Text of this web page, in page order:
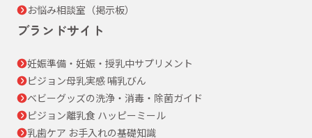
お悩み相談室（掲示板）
ブランドサイト
妊娠準備・妊娠・授乳中サプリメント
ピジョン母乳実感 哺乳びん
ベビーグッズの洗浄・消毒・除菌ガイド
ピジョン離乳食 ハッピーミール
乳歯ケア お手入れの基礎知識